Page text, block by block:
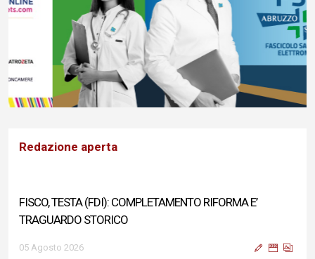
Redazione aperta
FISCO, TESTA (FDI): COMPLETAMENTO RIFORMA E’
TRAGUARDO STORICO
05 Agosto 2026